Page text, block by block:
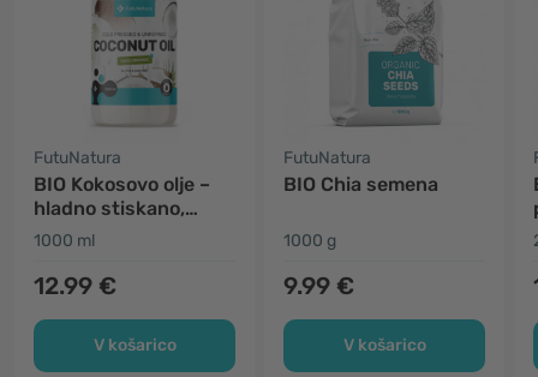
FutuNatura
BIO Kokosovo olje –
hladno stiskano,
nerafinirano
1000 ml
12.99 €
V košarico
FutuNatura
BIO Chia semena
1000 g
9.99 €
V košarico